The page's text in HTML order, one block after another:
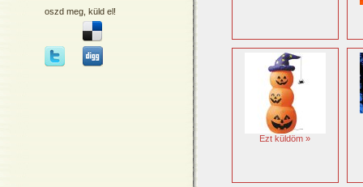
oszd meg, küld el!
Ezt küldöm »